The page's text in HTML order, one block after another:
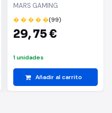
Inalámbrico Mars
Gaming MM-SK/ Hasta
8400 DPI/ Blanco
MARS GAMING
� � � � �(99)
29,75 €
1 unidades
Añadir al carrito